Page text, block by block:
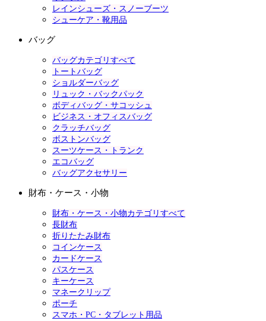
レインシューズ・スノーブーツ
シューケア・靴用品
バッグ
バッグカテゴリすべて
トートバッグ
ショルダーバッグ
リュック・バックパック
ボディバッグ・サコッシュ
ビジネス・オフィスバッグ
クラッチバッグ
ボストンバッグ
スーツケース・トランク
エコバッグ
バッグアクセサリー
財布・ケース・小物
財布・ケース・小物カテゴリすべて
長財布
折りたたみ財布
コインケース
カードケース
パスケース
キーケース
マネークリップ
ポーチ
スマホ・PC・タブレット用品